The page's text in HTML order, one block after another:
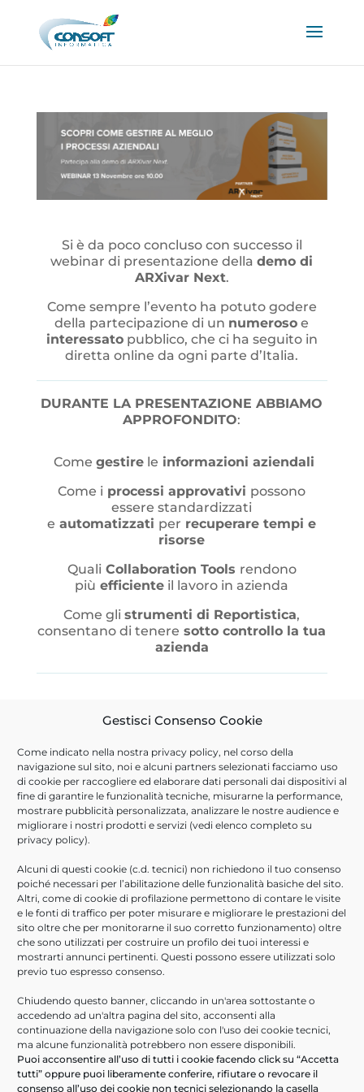
Gestisci Consenso Cookie
Come indicato nella nostra privacy policy, nel corso della
navigazione sul sito, noi e alcuni partners selezionati facciamo uso
di cookie per raccogliere ed elaborare dati personali dai dispositivi al
fine di garantire le funzionalità tecniche, misurarne la performance,
mostrare pubblicità personalizzata, analizzare le nostre audience e
migliorare i nostri prodotti e servizi (vedi elenco completo su
privacy policy).
Alcuni di questi cookie (c.d. tecnici) non richiedono il tuo consenso
poiché necessari per l’abilitazione delle funzionalità basiche del sito.
Altri, come di cookie di profilazione permettono di contare le visite
e le fonti di traffico per poter misurare e migliorare le prestazioni del
sito oltre che per monitorarne il suo corretto funzionamento) oltre
che sono utilizzati per costruire un profilo dei tuoi interessi e
mostrarti annunci pertinenti. Questi possono essere utilizzati solo
previo tuo espresso consenso.
Chiudendo questo banner, cliccando in un'area sottostante o
accedendo ad un'altra pagina del sito, acconsenti alla
continuazione della navigazione solo con l'uso dei cookie tecnici,
ma alcune funzionalità potrebbero non essere disponibili.
Puoi acconsentire all’uso di tutti i cookie facendo click su “Accetta
tutti” oppure puoi liberamente conferire, rifiutare o revocare il
consenso all’uso dei cookie non tecnici selezionando la casella
Si è da poco concluso con successo il
webinar di presentazione dellademo di
ARXivar Next.
Come sempre l’evento ha potuto godere
della partecipazione di un numeroso e
interessatopubblico, che ci ha seguito in
diretta online da ogni parte d’Italia.
DURANTE LA PRESENTAZIONE ABBIAMO
APPROFONDITO:
Come gestirele informazioni aziendali
Come i processi approvativi possono
essere standardizzati
e automatizzati per recuperare tempi e
risorse
Quali Collaboration Tools rendono
più efficiente il lavoro in azienda
Come glistrumenti di Reportistica,
consentano di tenere sotto controllo la tua
azienda
VI ASPETTIAMO AL
PROSSIMO EVENTO IN
PROGRAMMA!
Se ti fossi perso il webinar e sei
interessato a partecipare, ti anticipiamo
che ilprossimo appuntamento
è previsto per il4 Dicembre 2020!
Clicca sul pulsante per saperne di più.
Per maggiori informazioni chiama
Armando D’Angelo al 335 121
8021 oppure scrivi
all’indirizzo a.dangelo@consoftinformati